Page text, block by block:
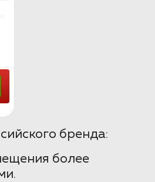
бренда:
более